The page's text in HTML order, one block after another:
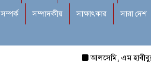
সম্পর্ক সম্পাদকীয় সাক্ষাৎকার সারা দেশ
আলসেমি, এম হাবীবুল্লাহ